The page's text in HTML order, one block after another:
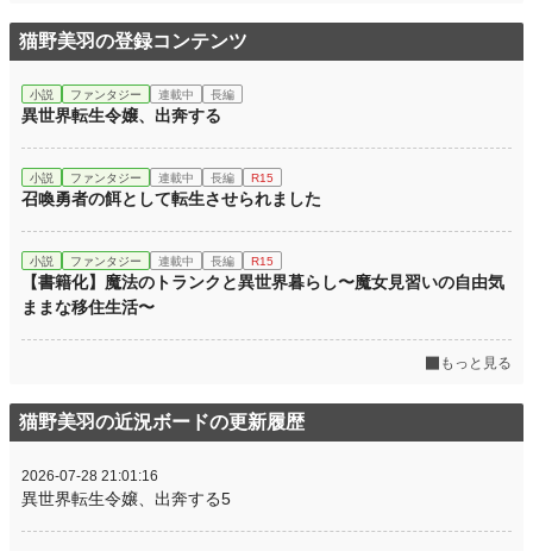
猫野美羽の登録コンテンツ
小説 ファンタジー 連載中 長編
異世界転生令嬢、出奔する
小説 ファンタジー 連載中 長編 R15
召喚勇者の餌として転生させられました
小説 ファンタジー 連載中 長編 R15
【書籍化】魔法のトランクと異世界暮らし〜魔女見習いの自由気
ままな移住生活〜
もっと見る
猫野美羽の近況ボードの更新履歴
2026-07-28 21:01:16
異世界転生令嬢、出奔する5